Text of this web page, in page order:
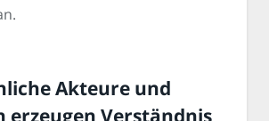
Akteure und
erzeugen Verständnis